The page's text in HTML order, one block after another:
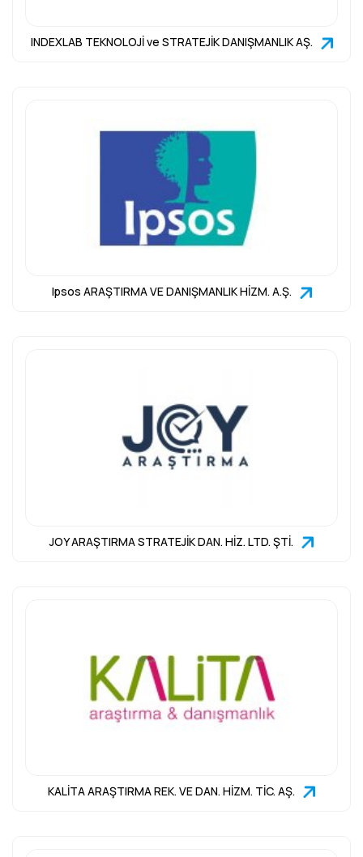
INDEXLAB TEKNOLOJİ ve STRATEJİK DANIŞMANLIK AŞ.
Ipsos ARAŞTIRMA VE DANIŞMANLIK HİZM. A.Ş.
JOY ARAŞTIRMA STRATEJİK DAN. HİZ. LTD. ŞTİ.
KALİTA ARAŞTIRMA REK. VE DAN. HİZM. TİC. AŞ.